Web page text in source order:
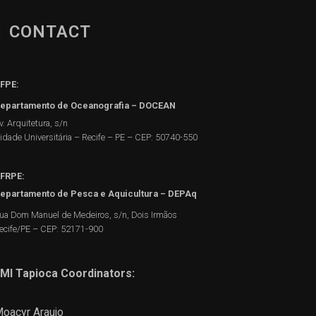
CONTACT
de Oceanografia – DOCEAN
Arquitetura, s/n
Universitária – Recife – PE – CEP: 50740-550
de Pesca e Aquicultura – DEPAq
Dom Manuel de Medeiros, s/n, Dois Irmãos
PE – CEP: 52171-900
Tapioca Coordinators:
Araujo